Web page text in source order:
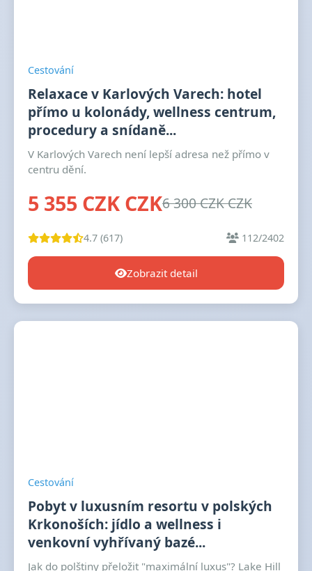
Cestování
Relaxace v Karlových Varech: hotel
přímo u kolonády, wellness centrum,
procedury a snídaně...
V Karlových Varech není lepší adresa než přímo v
centru dění.
5 355 CZK CZK6 300 CZK CZK
4.7 (617) 112/2402
Zobrazit detail
Cestování
Pobyt v luxusním resortu v polských
Krkonoších: jídlo a wellness i
venkovní vyhřívaný bazé...
Jak do polštiny přeložit "maximální luxus"? Lake Hill